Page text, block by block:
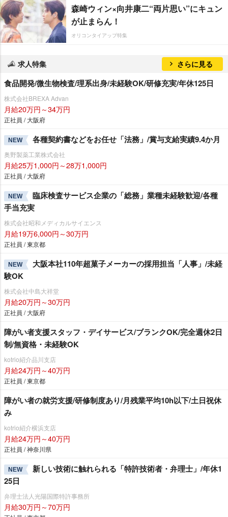
森崎ウィン×向井康二“両片思い”にキュン
が止まらん！
オリコンタイアップ特集
求人特集 さらに見る
食品開発/微生物検査/理系出身/未経験OK/研修充実/年休125日
株式会社BREXA Advan
月給20万円～34万円
正社員 / 大阪府
NEW 各種契約書などをお任せ「法務」/賞与支給実績9.4か月
奥野製薬工業株式会社
月給25万1,000円～28万1,000円
正社員 / 大阪府
NEW
臨床検査サービス企業の「総務」業種未経験歓迎/各種
手当充実
株式会社昭和メディカルサイエンス
月給19万6,000円～30万円
正社員 / 東京都
NEW
大阪本社110年超菓子メーカーの採用担当「人事」/未経
験OK
株式会社中島大祥堂
月給20万円～30万円
正社員 / 大阪府
障がい者支援スタッフ・デイサービス/ブランクOK/完全週休2日
制/無資格・未経験OK
kotrio紹介品川支店
月給24万円～40万円
正社員 / 東京都
障がい者の就労支援/研修制度あり/月残業平均10h以下/土日祝休
み
kotrio紹介横浜支店
月給24万円～40万円
正社員 / 神奈川県
NEW
新しい技術に触れられる「特許技術者・弁理士」/年休1
25日
弁理士法人光陽国際特許事務所
月給30万円～70万円